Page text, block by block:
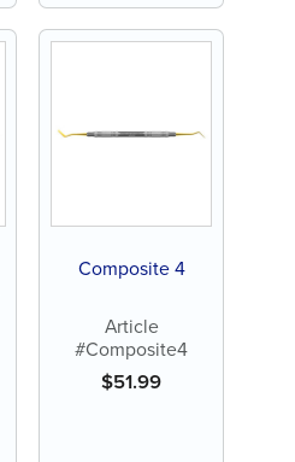
Composite 4
Article
#Composite4
$51.99